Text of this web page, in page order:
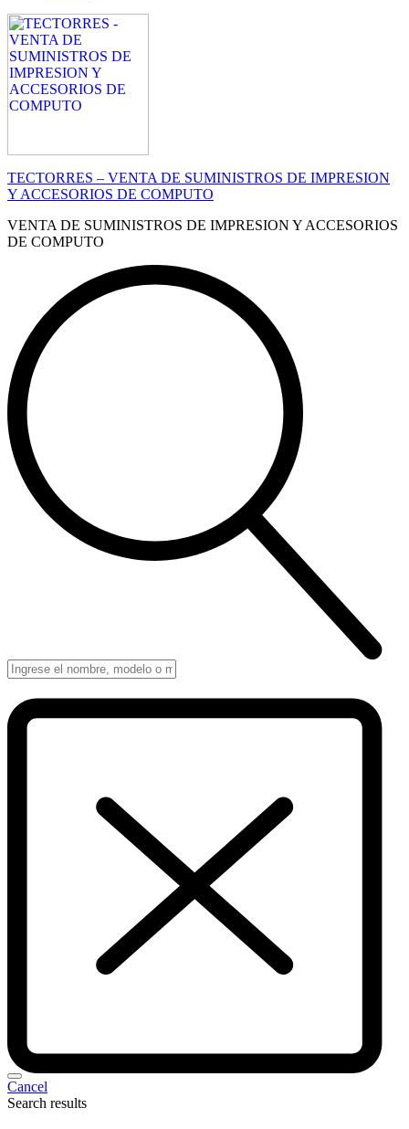
TECTORRES – VENTA DE SUMINISTROS DE IMPRESION
Y ACCESORIOS DE COMPUTO
VENTA DE SUMINISTROS DE IMPRESION Y ACCESORIOS
DE COMPUTO
Cancel
Search results